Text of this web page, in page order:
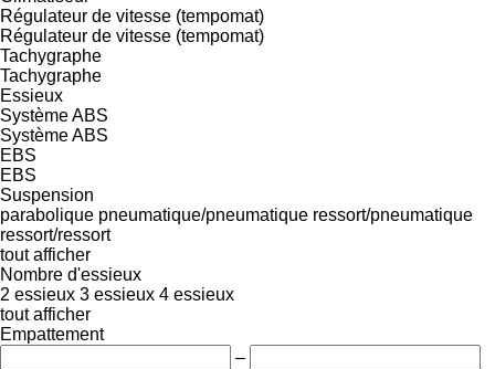
Régulateur de vitesse (tempomat)
Régulateur de vitesse (tempomat)
Tachygraphe
Tachygraphe
Essieux
Système ABS
Système ABS
EBS
EBS
Suspension
parabolique pneumatique/pneumatique ressort/pneumatique
ressort/ressort
tout afficher
Nombre d'essieux
2 essieux 3 essieux 4 essieux
tout afficher
Empattement
–